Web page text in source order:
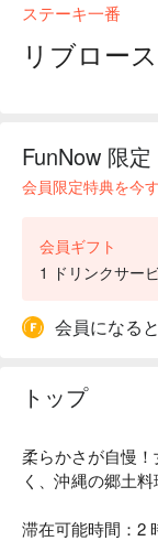
ステーキ一番
リブロー
FunNow 限定
会員限定特典を今
会員ギフト
1 ドリンクサー
会員になる
トップ
柔らかさが自慢
く、沖縄の郷土料
滞在可能時間：2